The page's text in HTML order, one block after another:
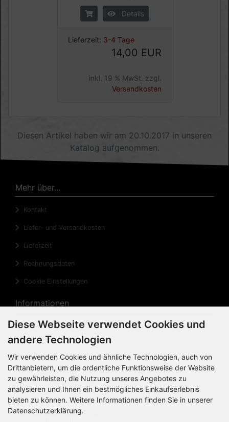
Details
Lieferzeit: 3-4 Tage
14,00 EUR
inkl. 19 % MwSt. zzgl.
Versandkosten
Diesen Artikel haben wir am 20.10.2017 in unseren
Katalog aufgenommen.
Mehr über...
Kontakt
Liefer- und Versandkosten
Lieferzeit
Rechnungsdaten
Cookie Einstellungen
Informationen
Privatsphäre und Datenschutz
Widerrufsrecht
Widerrufsformular
Impressum
Sitemap
Newsletter-Anmeldung
Diese Webseite verwendet Cookies und
andere Technologien
Wir verwenden Cookies und ähnliche Technologien, auch von
Drittanbietern, um die ordentliche Funktionsweise der Website
zu gewährleisten, die Nutzung unseres Angebotes zu
analysieren und Ihnen ein bestmögliches Einkaufserlebnis
bieten zu können. Weitere Informationen finden Sie in unserer
Datenschutzerklärung.